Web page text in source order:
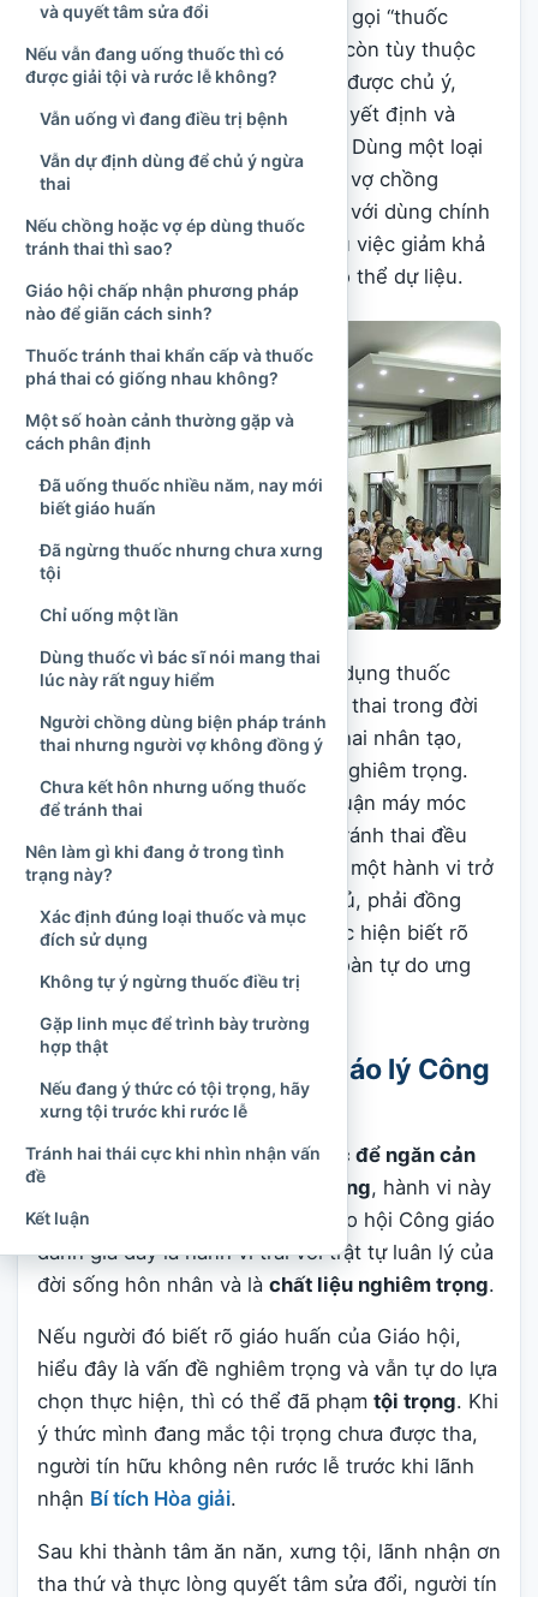
Không thể trả lời chỉ dựa vào tên gọi “thuốc
tránh thai”. Việc đánh giá luân lý còn tùy thuộc
vào mục đích sử dụng, tác dụng được chủ ý,
mức độ hiểu biết, sự tự do khi quyết định và
hoàn cảnh cụ thể của mỗi người. Dùng một loại
nội tiết để chủ ý làm cho hành vi vợ chồng
không thể dẫn đến thụ thai khác với dùng chính
loại thuốc ấy để điều trị bệnh, dù việc giảm khả
năng sinh sản là tác dụng phụ có thể dự liệu.
Theo giáo lý Công giáo, cố ý sử dụng thuốc
nhằm trực tiếp ngăn ngừa sự thụ thai trong đời
sống vợ chồng là hành vi ngừa thai nhân tạo,
được xem là một vấn đề luân lý nghiêm trọng.
Tuy nhiên, không thể từ đó kết luận máy móc
rằng bất cứ ai từng uống thuốc tránh thai đều
chắc chắn đã phạm
tội trọng
. Để một hành vi trở
thành tội trọng theo nghĩa đầy đủ, phải đồng
thời có chất liệu nặng, người thực hiện biết rõ
tính nghiêm trọng và vẫn hoàn toàn tự do ưng
thuận thực hiện.
Trả lời ngắn gọn theo giáo lý Công
giáo
Nếu một ngườichủ ý uống thuốc để ngăn cản
việc thụ thai khi quan hệ vợ chồng, hành vi này
thuộc về ngừa thai nhân tạo. Giáo hội Công giáo
đánh giá đây là hành vi trái với trật tự luân lý của
đời sống hôn nhân và là chất liệu nghiêm trọng.
Nếu người đó biết rõ giáo huấn của Giáo hội,
hiểu đây là vấn đề nghiêm trọng và vẫn tự do lựa
chọn thực hiện, thì có thể đã phạm tội trọng. Khi
ý thức mình đang mắc tội trọng chưa được tha,
người tín hữu không nên rước lễ trước khi lãnh
nhận Bí tích Hòa giải.
Sau khi thành tâm ăn năn, xưng tội, lãnh nhận ơn
tha thứ và thực lòng quyết tâm sửa đổi, người tín
và quyết tâm sửa đổi
Nếu vẫn đang uống thuốc thì có
được giải tội và rước lễ không?
Vẫn uống vì đang điều trị bệnh
Vẫn dự định dùng để chủ ý ngừa
thai
Nếu chồng hoặc vợ ép dùng thuốc
tránh thai thì sao?
Giáo hội chấp nhận phương pháp
nào để giãn cách sinh?
Thuốc tránh thai khẩn cấp và thuốc
phá thai có giống nhau không?
Một số hoàn cảnh thường gặp và
cách phân định
Đã uống thuốc nhiều năm, nay mới
biết giáo huấn
Đã ngừng thuốc nhưng chưa xưng
tội
Chỉ uống một lần
Dùng thuốc vì bác sĩ nói mang thai
lúc này rất nguy hiểm
Người chồng dùng biện pháp tránh
thai nhưng người vợ không đồng ý
Chưa kết hôn nhưng uống thuốc
để tránh thai
Nên làm gì khi đang ở trong tình
trạng này?
Xác định đúng loại thuốc và mục
đích sử dụng
Không tự ý ngừng thuốc điều trị
Gặp linh mục để trình bày trường
hợp thật
Nếu đang ý thức có tội trọng, hãy
xưng tội trước khi rước lễ
Tránh hai thái cực khi nhìn nhận vấn
đề
Kết luận